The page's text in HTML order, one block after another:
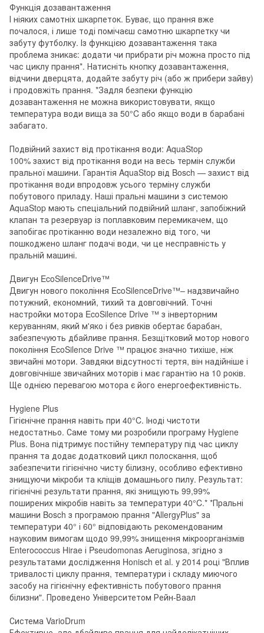
Функція дозавантаження
І ніяких самотніх шкарпеток. Буває, що прання вже
почалося, і лише тоді помічаєш самотню шкарпетку чи
забуту футболку. Із функцією дозавантаження така
проблема зникає: додати чи прибрати річ можна просто під
час циклу прання*. Натисніть кнопку дозавантаження,
відчини дверцята, додайте забуту річ (або ж прибери зайву)
і продовжіть прання. *Задля безпеки функцію
дозавантаження не можна використовувати, якщо
температура води вища за 50°C або якщо води в барабані
забагато.
Подвійний захист від протікання води: AquaStop
100% захист від протікання води на весь термін служби
пральної машини. Гарантія AquaStop від Bosch — захист від
протікання води впродовж усього терміну служби
побутового приладу. Наші пральні машини з системою
AquaStop мають спеціальний подвійний шланг, запобіжний
клапан та резервуар із поплавковим перемикачем, що
запобігає протіканню води незалежно від того, чи
пошкоджено шланг подачі води, чи це несправність у
пральній машині.
Двигун EcoSilenceDrive™
Двигун нового покоління EcoSilenceDrive™– надзвичайно
потужний, економний, тихий та довговічний. Точні
настройки мотора EcoSilence Drive ™ з інверторним
керуванням, який м'яко і без ривків обертає барабан,
забезпечують дбайливе прання. Безщітковий мотор нового
покоління EcoSilence Drive ™ працює значно тихіше, ніж
звичайні мотори. Завдяки відсутності тертя, він надійніше і
довговічніше звичайних моторів і має гарантію на 10 років.
Ще однією перевагою мотора є його енергоефективність.
Hygiene Plus
Гігієнічне прання навіть при 40°C. Іноді чистоти
недостатньо. Саме тому ми розробили програму Hygiene
Plus. Вона підтримує постійну температуру під час циклу
прання та додає додатковий цикл полоскання, щоб
забезпечити гігієнічно чисту білизну, особливо ефективно
знищуючи мікроби та кліщів домашнього пилу. Результат:
гігієнічні результати прання, які знищують 99,99%
поширених мікробів навіть за температури 40°C.* *Пральні
машини Bosch з програмою прання "AllergyPlus" за
температури 40° і 60° відповідають рекомендованим
науковим вимогам щодо 99,99% знищення мікроорганізмів
Enterococcus Hirae і Pseudomonas Aeruginosa, згідно з
результатами дослідження Honisch et al. у 2014 році "Вплив
тривалості циклу прання, температури і складу миючого
засобу на гігієнічну ефективність побутового прання
білизни". Проведено Університетом Рейн-Ваал
Система VarioDrum